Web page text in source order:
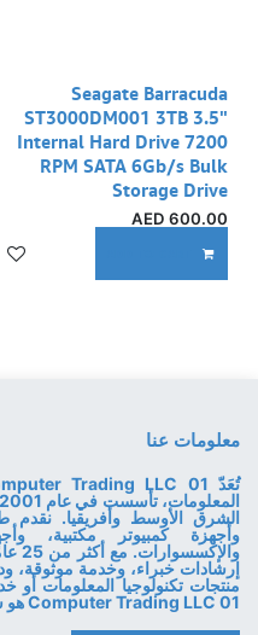
Seagate Barracuda
ST3000DM001 3TB 3.5"
Internal Hard Drive 7200
RPM SATA 6Gb/s Bulk
Storage Drive
600.00
معلومات عنا
الشرق الأوسط وأفريقيا. نقدم
وأجهزة كمبيوتر مكتبية،
إرشادات خبراء، وخدمة
منتجات تكنولوجيا المعلومات أو
01 Computer Trading LLC هو شريكك الموثوق في التكنولوجيا.